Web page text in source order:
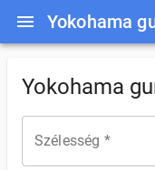
Yokohama
Yokohama
Szélesség *